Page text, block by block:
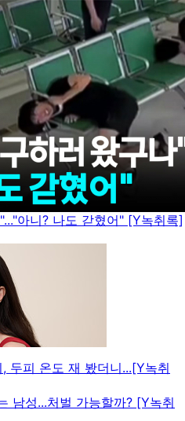
아니? 나도 갇혔어" [Y녹취록]
두피 온도 재 봤더니...[Y녹취
남성...처벌 가능할까? [Y녹취